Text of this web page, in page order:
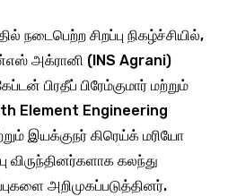
நடைபெற்ற சிறப்பு நிகழ்ச்சியில்,
அக்ரானி (INS Agrani)
பிரதீப் பிரேம்குமார் மற்றும்
Element Engineering
இயக்குநர் கிரெய்க் மரியோ
விருந்தினர்களாக கலந்து
அறிமுகப்படுத்தினர்.